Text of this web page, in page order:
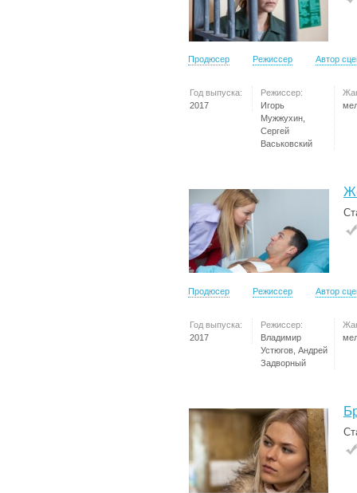
Продюсер Режиссер Автор
Год выпуска:
2017
Режиссер:
Игорь
Мужжухин,
Сергей
Васьковский
Продюсер Режиссер Автор
Год выпуска:
2017
Режиссер:
Владимир
Устюгов, Андрей
Задворный